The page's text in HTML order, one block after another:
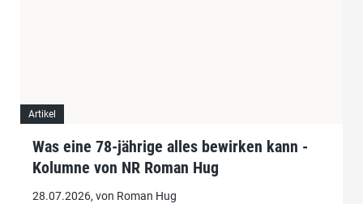
Artikel
Was eine 78-jährige alles bewirken kann -
Kolumne von NR Roman Hug
28.07.2026, von Roman Hug